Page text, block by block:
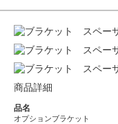
商品詳細
品名
オプションブラケット